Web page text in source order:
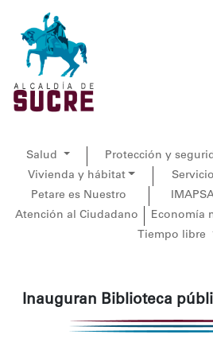
Salud Protección y
Vivienda y hábitat
Petare es Nuestro
Atención al Ciudadano
Economía
Tiempo libre
Inauguran Biblioteca